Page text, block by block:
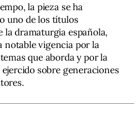
la pieza se ha
uno de los títulos
la dramaturgia española,
notable vigencia por la
que aborda y por la
sobre generaciones